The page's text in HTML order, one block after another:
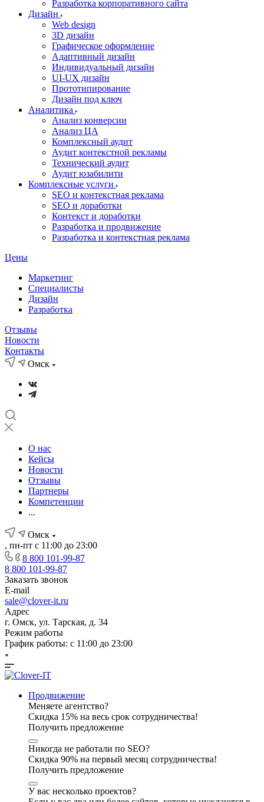
Разработка корпоративного сайта
Дизайн
Web design
3D дизайн
Графическое оформление
Адаптивный дизайн
Индивидуальный дизайн
UI‑UX дизайн
Прототипирование
Дизайн под ключ
Аналитика
Анализ конверсии
Анализ ЦА
Комплексный аудит
Аудит контекстной рекламы
Технический аудит
Аудит юзабилити
Комплексные услуги
SEO и контекстная реклама
SEO и доработки
Контекст и доработки
Разработка и продвижение
Разработка и контекстная реклама
Цены
Маркетинг
Специалисты
Дизайн
Разработка
Отзывы
Новости
Контакты
Омск
О нас
Кейсы
Новости
Отзывы
Партнеры
Компетенции
...
Омск
, пн-пт с 11:00 до 23:00
8 800 101-99-87
8 800 101-99-87
Заказать звонок
E-mail
sale@clover-it.ru
Адрес
г. Омск, ул. Тарская, д. 34
Режим работы
График работы: с 11:00 до 23:00
Продвижение
Меняете агентство?
Скидка 15% на весь срок сотрудничества!
Получить предложение
Никогда не работали по SEO?
Скидка 90% на первый месяц сотрудничества!
Получить предложение
У вас несколько проектов?